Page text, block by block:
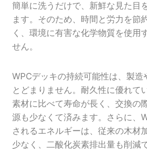
簡単に洗うだけで、新鮮な見た目
ます。そのため、時間と労力を節
く、環境に有害な化学物質を使用
せん。
WPCデッキの持続可能性は、製造
とどまりません。耐久性に優れて
素材に比べて寿命が長く、交換の
源も少なくて済みます。さらに、
されるエネルギーは、従来の木材
少なく、二酸化炭素排出量も削減